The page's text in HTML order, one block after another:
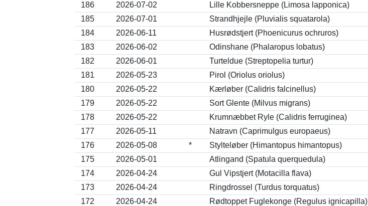
186
2026-07-02 Lille Kobbersneppe (Limosa lapponica)
185
2026-07-01 Strandhjejle (Pluvialis squatarola)
184
2026-06-11 Husrødstjert (Phoenicurus ochruros)
183
2026-06-02 Odinshane (Phalaropus lobatus)
182
2026-06-01
Turteldue (Streptopelia turtur)
181
2026-05-23 Pirol (Oriolus oriolus)
180
2026-05-22 Kærløber (Calidris falcinellus)
179
2026-05-22 Sort Glente (Milvus migrans)
178
2026-05-22 Krumnæbbet Ryle (Calidris ferruginea)
177
2026-05-11 Natravn (Caprimulgus europaeus)
176
2026-05-08 * Stylteløber (Himantopus himantopus)
175
2026-05-01 Atlingand (Spatula querquedula)
174
2026-04-24 Gul Vipstjert (Motacilla flava)
173
2026-04-24 Ringdrossel (Turdus torquatus)
172
2026-04-24 Rødtoppet Fuglekonge (Regulus ignicapilla)